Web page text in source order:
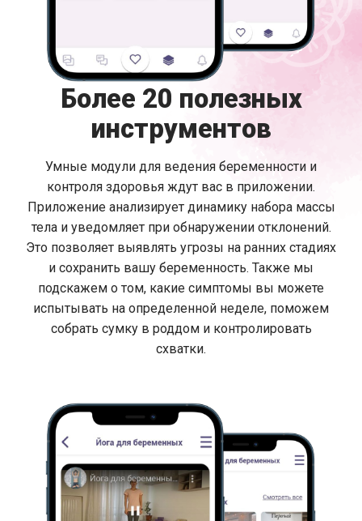
Более 20 полезных
инструментов
Умные модули для ведения беременности и
контроля здоровья ждут вас в приложении.
Приложение анализирует динамику набора массы
тела и уведомляет при обнаружении отклонений.
Это позволяет выявлять угрозы на ранних стадиях
и сохранить вашу беременность. Также мы
подскажем о том, какие симптомы вы можете
испытывать на определенной неделе, поможем
собрать сумку в роддом и контролировать
схватки.